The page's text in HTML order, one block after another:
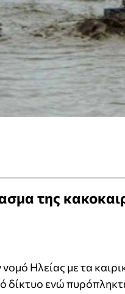
της
νομό Ηλείας με τα
ενώ